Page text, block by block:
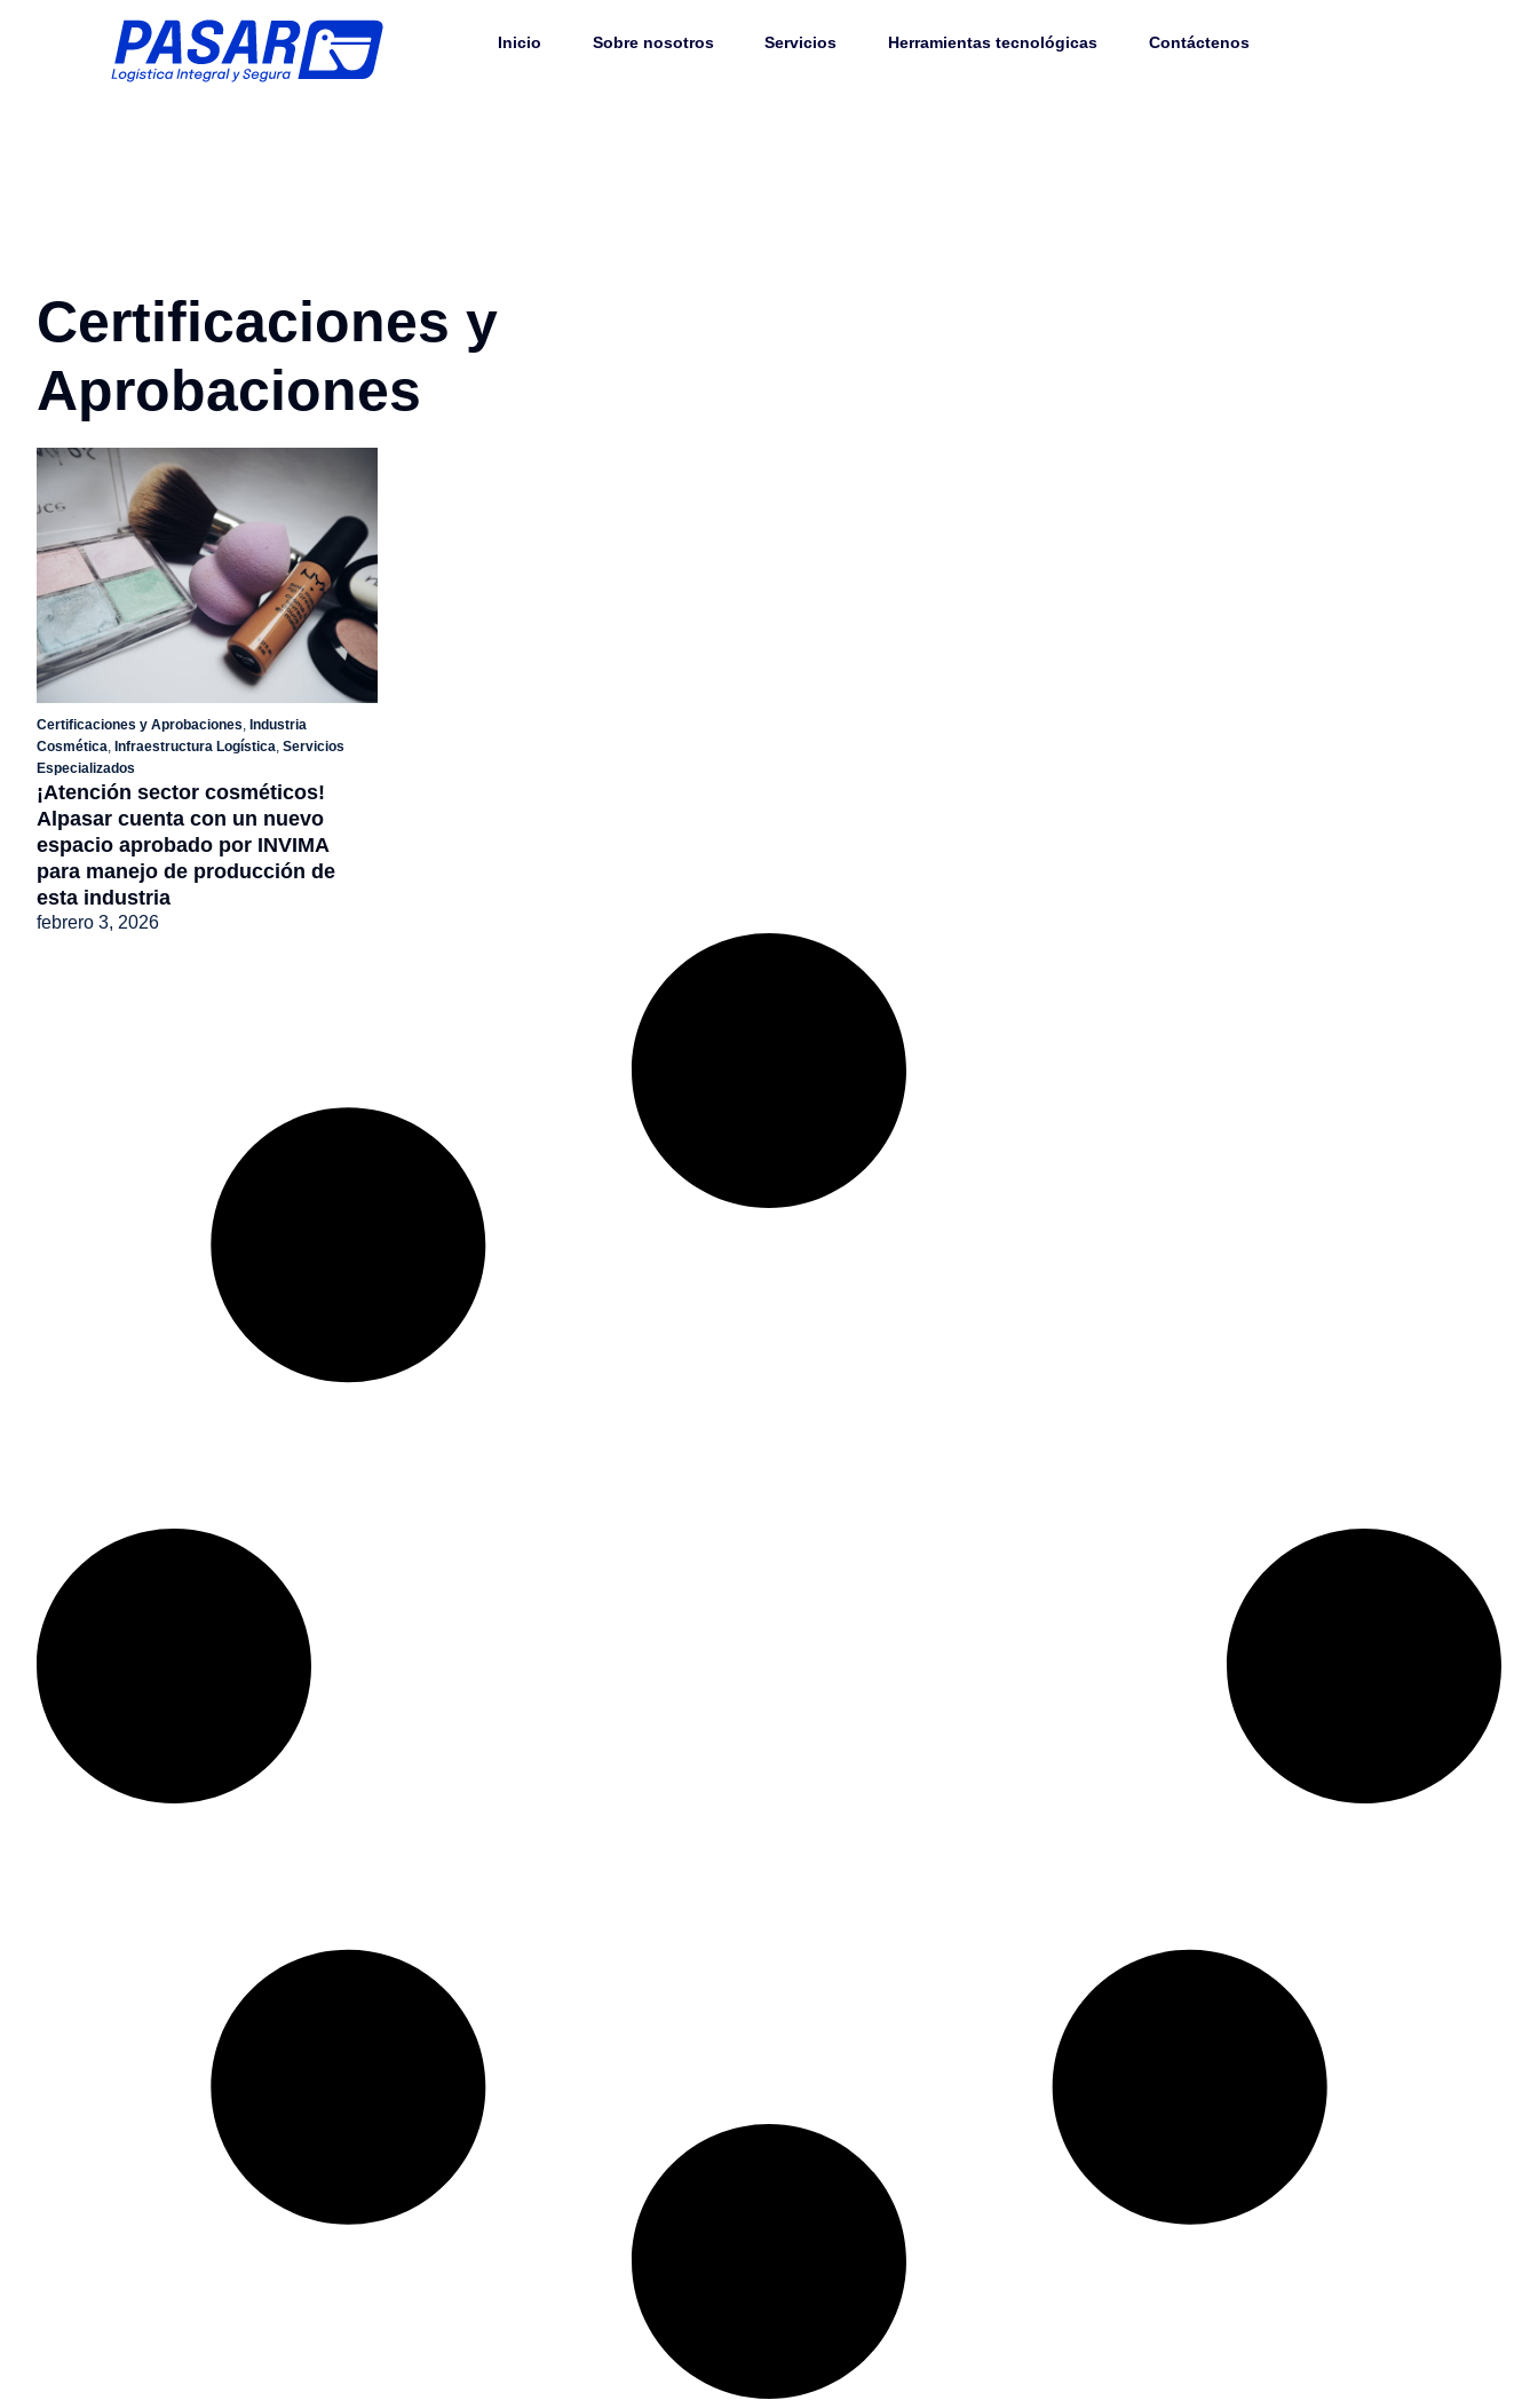
Inicio Sobre nosotros Servicios Herramientas tecnológicas Contáctenos
Certificaciones y
Aprobaciones
Certificaciones y Aprobaciones, Industria
Cosmética, Infraestructura Logística, Servicios
Especializados
¡Atención sector cosméticos!
Alpasar cuenta con un nuevo
espacio aprobado por INVIMA
para manejo de producción de
esta industria
febrero 3, 2026